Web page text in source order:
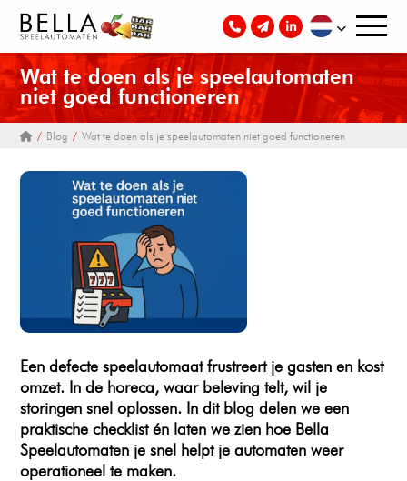
Wat te doen als je speelautomaten
niet goed functioneren
Blog Wat te doen als je speelautomaten niet goed functioneren
Een defecte speelautomaat frustreert je gasten en kost
omzet. In de horeca, waar beleving telt, wil je
storingen snel oplossen. In dit blog delen we een
praktische checklist én laten we zien hoe Bella
Speelautomaten je snel helpt je automaten weer
operationeel te maken.